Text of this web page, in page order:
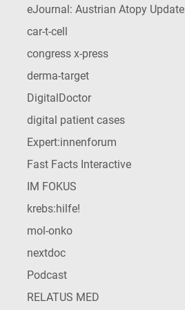
eJournal: Austrian Atopy Update
car-t-cell
congress x-press
derma-target
DigitalDoctor
digital patient cases
Expert:innenforum
Fast Facts Interactive
IM FOKUS
krebs:hilfe!
mol-onko
nextdoc
Podcast
RELATUS MED